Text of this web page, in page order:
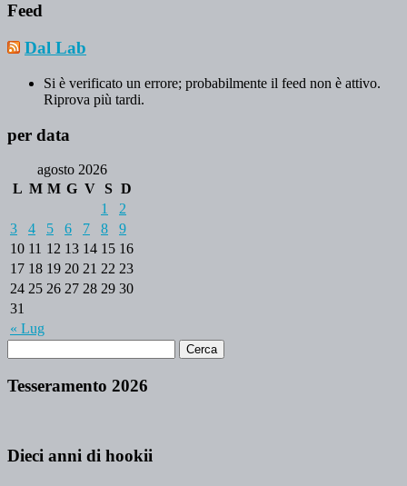
Feed
Dal Lab
Si è verificato un errore; probabilmente il feed non è attivo.
Riprova più tardi.
per data
agosto 2026
L M M G V S D
« Lug
1
2
3
4 5 6 7 8
9
10 11 12 13 14 15 16
17 18 19 20 21 22 23
24 25 26 27 28 29 30
31
Tesseramento 2026
Dieci anni di hookii